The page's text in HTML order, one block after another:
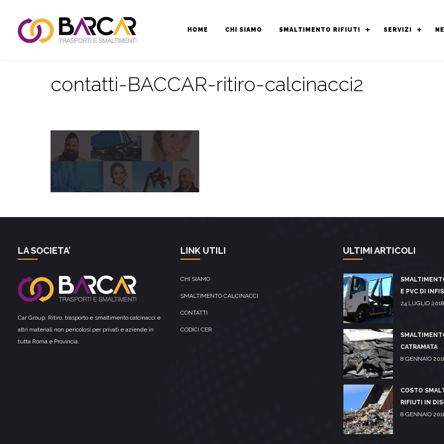
HOME CHI SIAMO SMALTIMENTO RIFIUTI SERVIZI
contatti-BACCAR-ritiro-calcinacci2
LA SOCIETA’
Car Group. Ritiro, trasporto e smaltimento calcinacci e
altri materiali non pericolosi per privati e aziende in
tutta Roma e Provincia.
LINK UTILI
CHI SIAMO
SMALTIMENTO CALCINACCI
CONTATTI
CODICI CER
ULTIMI ARTICOLI
E PVC DI
24 LUGLIO 2018
CATRAMATA
8 GENNAIO
COSTO
RIFIUTI IN
8 GENNAIO